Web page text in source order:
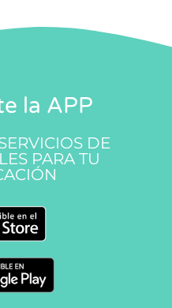
la APP
DE
PARA TU